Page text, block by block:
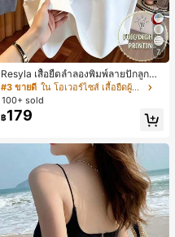
7
Resyla เสื้อยืดลำลองพิมพ์ลายปักลูกปัด
รูปโบว์ขนาดใหญ่สำหรับผู้หญิง
#3 ขายดี
ใน โอเวอร์ไซส์ เสื้อยืดผู้หญิง
100+ sold
฿179